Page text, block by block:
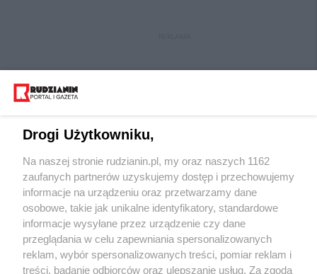
Wydawca mediów lokalnych
Nie zapomnij
Drogi Użytkowniku,
Na naszej stronie rudzianin.pl, my oraz naszych 1162
zaufanych partnerów uzyskujemy dostęp i przechowujemy
informacje na urządzeniu oraz przetwarzamy dane
osobowe, takie jak unikalne identyfikatory, standardowe
informacje wysyłane przez urządzenie czy dane
przeglądania w celu zapewniania spersonalizowanych
reklam, wybór spersonalizowanych treści, pomiar reklam i
treści, badanie odbiorców oraz ulepszanie usług. Za zgodą